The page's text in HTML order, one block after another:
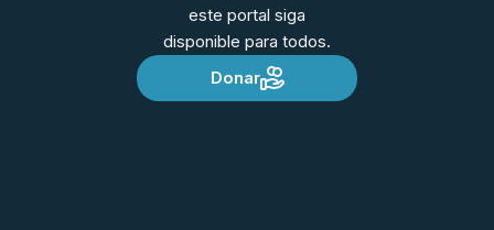
este portal siga
disponible para todos.
Donar